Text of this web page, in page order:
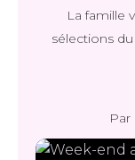
La famille
sélections
Par